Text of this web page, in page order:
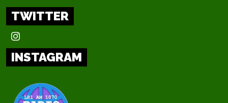
TWITTER
INSTAGRAM